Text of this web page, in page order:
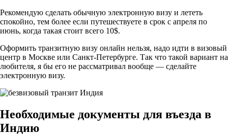
Рекомендую сделать обычную электронную визу и лететь
спокойно, тем более если путешествуете в срок с апреля по
июнь, когда такая стоит всего 10$.
Оформить транзитную визу онлайн нельзя, надо идти в визовый
центр в Москве или Санкт-Петербурге. Так что такой вариант на
любителя, я бы его не рассматривал вообще — сделайте
электронную визу.
Необходимые документы для въезда в
Индию